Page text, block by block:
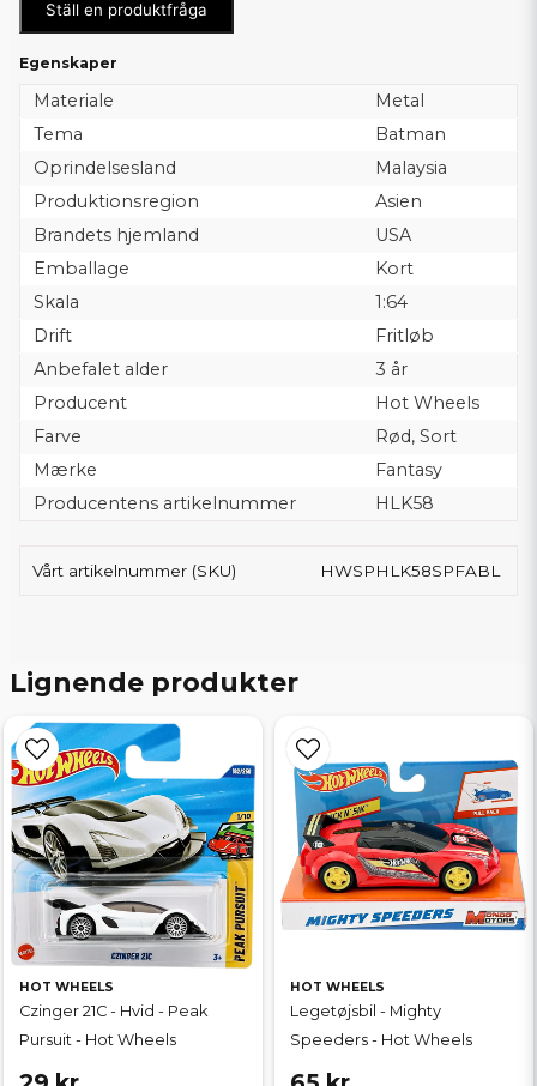
Ställ en produktfråga
Egenskaper
Materiale
Metal
Tema
Batman
Oprindelsesland
Malaysia
Produktionsregion
Asien
Brandets hjemland
USA
Emballage
Kort
Skala
1:64
Drift
Fritløb
Anbefalet alder
3 år
Producent
Hot Wheels
Farve
Rød, Sort
Mærke
Fantasy
Producentens artikelnummer
HLK58
Vårt artikelnummer (SKU) HWSPHLK58SPFABL
Lignende produkter
HOT WHEELS
Czinger 21C - Hvid - Peak
Pursuit - Hot Wheels
HOT WHEELS
Legetøjsbil - Mighty
Speeders - Hot Wheels